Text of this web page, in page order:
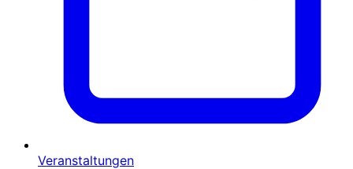
Veranstaltungen